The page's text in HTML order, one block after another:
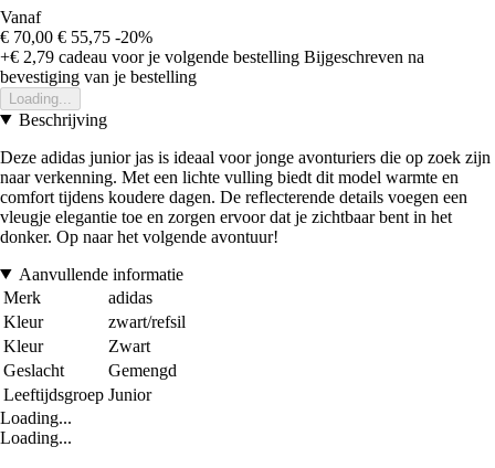
Vanaf
€ 70,00 € 55,75 -20%
+€ 2,79 cadeau voor je volgende bestelling Bijgeschreven na
bevestiging van je bestelling
Loading...
Beschrijving
Deze adidas junior jas is ideaal voor jonge avonturiers die op zoek zijn
naar verkenning. Met een lichte vulling biedt dit model warmte en
comfort tijdens koudere dagen. De reflecterende details voegen een
vleugje elegantie toe en zorgen ervoor dat je zichtbaar bent in het
donker. Op naar het volgende avontuur!
Aanvullende informatie
Merk
adidas
Kleur
zwart/refsil
Kleur
Zwart
Geslacht
Gemengd
Leeftijdsgroep Junior
Loading...
Loading...